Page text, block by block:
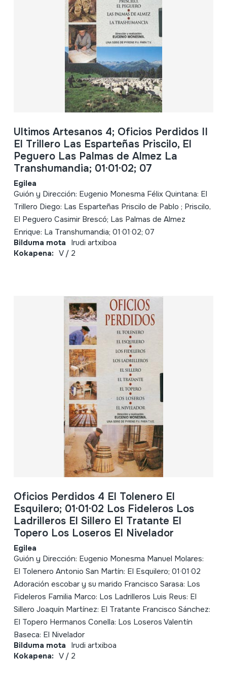
Ultimos Artesanos 4; Oficios Perdidos II
El Trillero Las Esparteñas Priscilo, El
Peguero Las Palmas de Almez La
Transhumandia; 01·01·02; 07
Egilea
Guión y Dirección: Eugenio Monesma Félix Quintana: El
Trillero Diego: Las Esparteñas Priscilo de Pablo ; Priscilo,
El Peguero Casimir Brescó; Las Palmas de Almez
Enrique: La Transhumandia; 01·01·02; 07
Bilduma mota Irudi artxiboa
Kokapena: V / 2
Oficios Perdidos 4 El Tolenero El
Esquilero; 01·01·02 Los Fideleros Los
Ladrilleros El Sillero El Tratante El
Topero Los Loseros El Nivelador
Egilea
Guión y Dirección: Eugenio Monesma Manuel Molares:
El Tolenero Antonio San Martín: El Esquilero; 01·01·02
Adoración escobar y su marido Francisco Sarasa: Los
Fideleros Familia Marco: Los Ladrilleros Luis Reus: El
Sillero Joaquín Martínez: El Tratante Francisco Sánchez:
El Topero Hermanos Conella: Los Loseros Valentín
Baseca: El Nivelador
Bilduma mota Irudi artxiboa
Kokapena: V / 2